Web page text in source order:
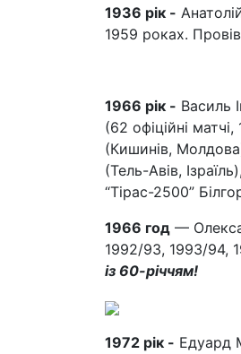
1936 рік -
1959 роках.
1966 рік - Василь
(62 офіційні
(Кишинів,
(Тель-Авів,
“Тірас-2500”
1966 год —
1992/93, 1993/94,
із 60-річчям!
1972 рік - Едуард